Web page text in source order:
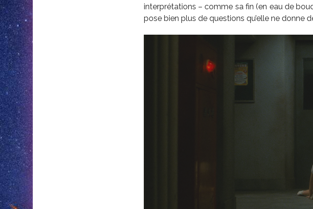
interprétations – comme sa fin (en eau de
pose bien plus de questions qu’elle ne donne